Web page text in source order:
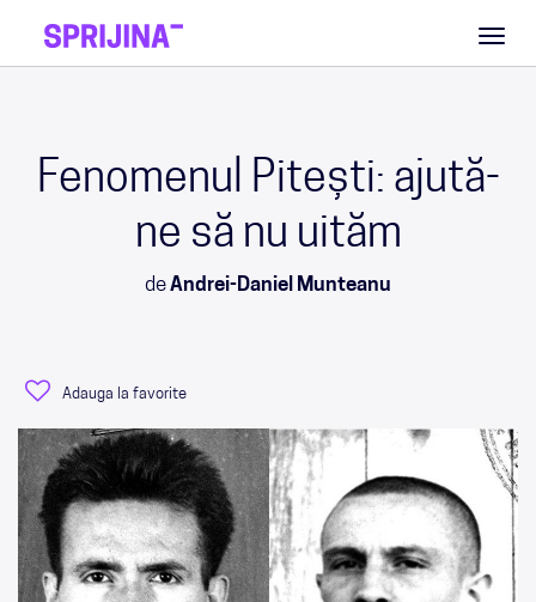
Fenomenul Pitești: ajută-
ne să nu uităm
deAndrei-Daniel Munteanu
Adauga la favorite